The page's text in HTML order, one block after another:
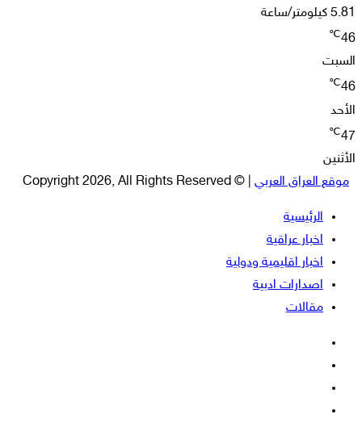
5.81 كيلومتر/ساعة
46
℃
السبت
46
℃
الأحد
47
℃
الأثنين
موقع العراق العربي | © Copyright 2026, All Rights Reserved
الرئيسية
اخبار عراقية
اخبار اقليمية ودولية
اصدارات ادبية
مقالات